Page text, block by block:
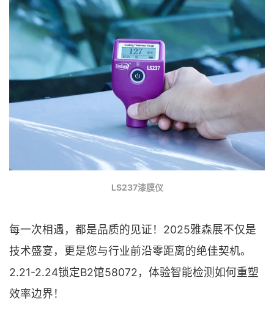
LS237漆膜仪
每一次相遇，都是品质的见证！2025雅森展不仅是
技术盛宴，更是您与行业前沿零距离的绝佳契机。
2.21-2.24锁定B2馆58072，体验智能检测如何重塑
效率边界！